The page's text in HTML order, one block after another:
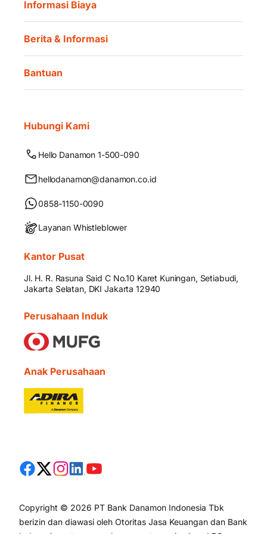
Informasi Biaya
Berita & Informasi
Bantuan
Hubungi Kami
Hello Danamon 1-500-090
hellodanamon@danamon.co.id
0858-1150-0090
Layanan Whistleblower
Kantor Pusat
Jl. H. R. Rasuna Said C No.10 Karet Kuningan, Setiabudi,
Jakarta Selatan, DKI Jakarta 12940
Perusahaan Induk
Anak Perusahaan
Copyright © 2026 PT Bank Danamon Indonesia Tbk
berizin dan diawasi oleh Otoritas Jasa Keuangan dan Bank